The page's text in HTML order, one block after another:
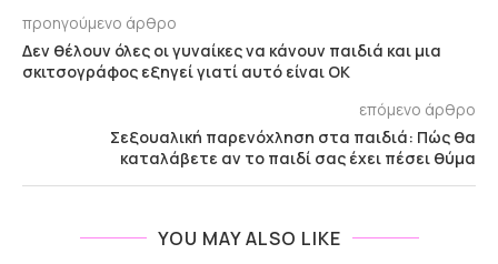
προηγούμενο άρθρο
Δεν θέλουν όλες οι γυναίκες να κάνουν παιδιά και μια
σκιτσογράφος εξηγεί γιατί αυτό είναι ΟΚ
επόμενο άρθρο
Σεξουαλική παρενόχληση στα παιδιά: Πώς θα
καταλάβετε αν το παιδί σας έχει πέσει θύμα
YOU MAY ALSO LIKE